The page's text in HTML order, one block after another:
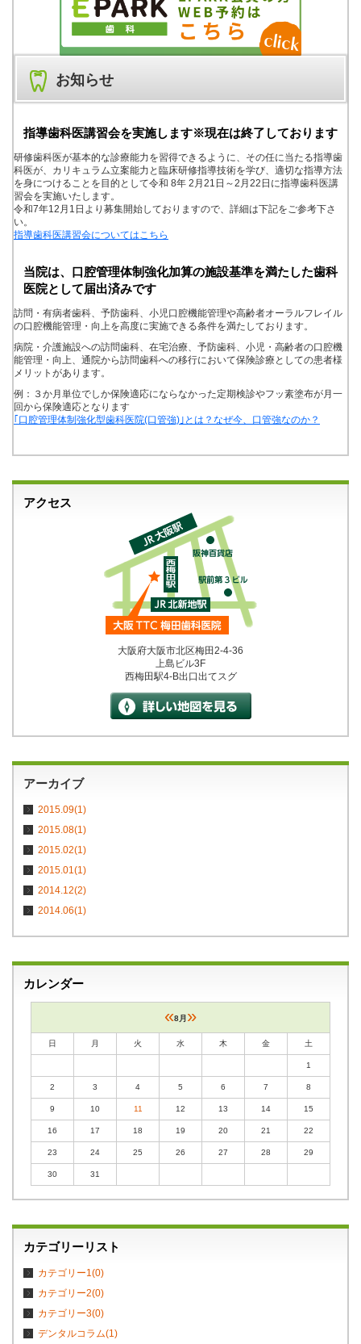
お知らせ
指導歯科医講習会を実施します※現在は終了しております
研修歯科医が基本的な診療能力を習得できるように、その任に当たる指導歯
科医が、カリキュラム立案能力と臨床研修指導技術を学び、適切な指導方法
を身につけることを目的として令和 8年 2月21日～2月22日に指導歯科医講
習会を実施いたします。
令和7年12月1日より募集開始しておりますので、詳細は下記をご参考下さ
い。
指導歯科医講習会についてはこちら
当院は、口腔管理体制強化加算の施設基準を満たした歯科
医院として届出済みです
訪問・有病者歯科、予防歯科、小児口腔機能管理や高齢者オーラルフレイル
の口腔機能管理・向上を高度に実施できる条件を満たしております。
病院・介護施設への訪問歯科、在宅治療、予防歯科、小児・高齢者の口腔機
能管理・向上、通院から訪問歯科への移行において保険診療としての患者様
メリットがあります。
例：３か月単位でしか保険適応にならなかった定期検診やフッ素塗布が月一
回から保険適応となります
｢口腔管理体制強化型歯科医院(口管強)｣とは？なぜ今、口管強なのか？
アクセス
大阪府大阪市北区梅田2-4-36
上島ビル3F
西梅田駅4-B出口出てスグ
アーカイブ
2015.09(1)
2015.08(1)
2015.02(1)
2015.01(1)
2014.12(2)
2014.06(1)
カレンダー
«8月 »
日 月 火 水 木 金 土
1
2 3 4 5 6 7 8
9 10 11 12 13 14 15
16 17 18 19 20 21 22
23 24 25 26 27 28 29
30 31
カテゴリーリスト
カテゴリー1(0)
カテゴリー2(0)
カテゴリー3(0)
デンタルコラム(1)